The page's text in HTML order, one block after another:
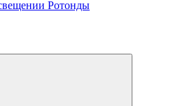
Ротонды